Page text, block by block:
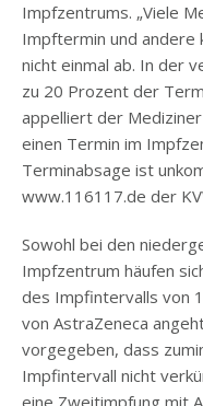
Impfzentrums. „Viele
Impftermin und andere
nicht einmal ab. In der
zu 20 Prozent der
appelliert der
einen Termin im
Terminabsage ist
www.116117.de der
Sowohl bei den
Impfzentrum häufen
des Impfintervalls von
von AstraZeneca
vorgegeben, dass
Impfintervall nicht
eine Zweitimpfung mit